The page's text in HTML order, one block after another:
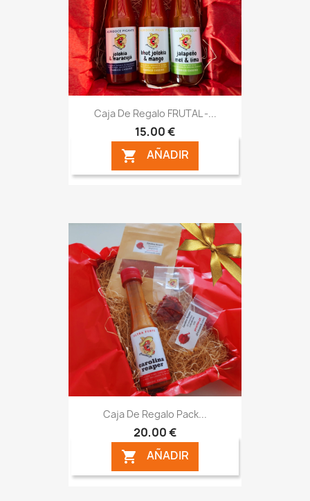
Caja De Regalo FRUTAL -...
15,00 €
 AÑADIR
Caja De Regalo Pack...
20,00 €
 AÑADIR